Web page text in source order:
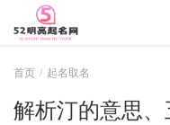
首页 起名取名
解析汀的意思